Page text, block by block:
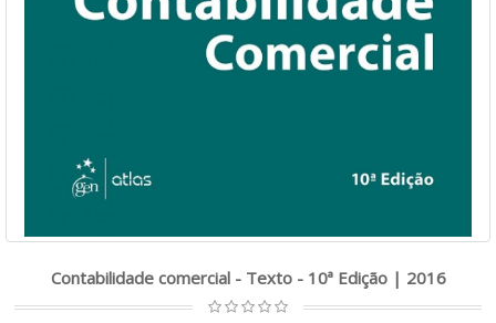
Contabilidade comercial - Texto - 10ª Edição | 2016